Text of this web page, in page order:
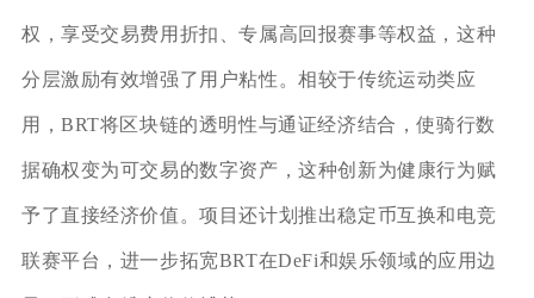
权，享受交易费用折扣、专属高回报赛事等权益，这种
分层激励有效增强了用户粘性。相较于传统运动类应
用，BRT将区块链的透明性与通证经济结合，使骑行数
据确权变为可交易的数字资产，这种创新为健康行为赋
予了直接经济价值。项目还计划推出稳定币互换和电竞
联赛平台，进一步拓宽BRT在DeFi和娱乐领域的应用边